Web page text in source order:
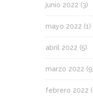
junio 2022 (3)
mayo 2022 (1)
abril 2022 (5)
marzo 2022
febrero 2022